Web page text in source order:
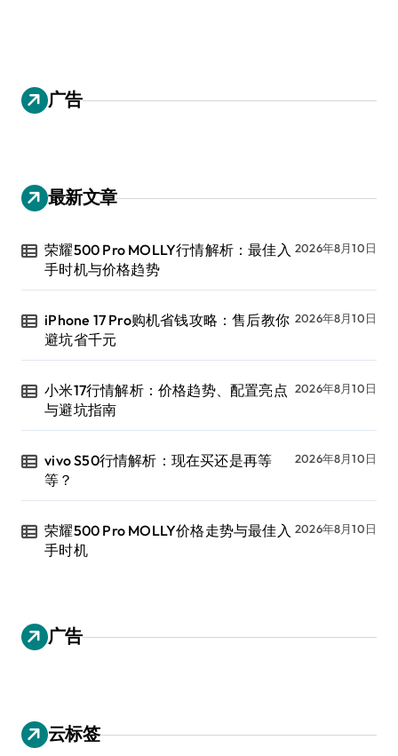
广告
最新文章
荣耀500 Pro MOLLY行情解析：最佳入
手时机与价格趋势
2026年8月10日
iPhone 17 Pro购机省钱攻略：售后教你
避坑省千元
2026年8月10日
小米17行情解析：价格趋势、配置亮点
与避坑指南
2026年8月10日
vivo S50行情解析：现在买还是再等
等？
2026年8月10日
荣耀500 Pro MOLLY价格走势与最佳入
手时机
2026年8月10日
广告
云标签